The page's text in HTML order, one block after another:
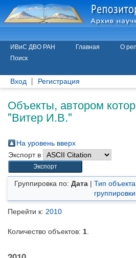
ИВиС ДВО РАН Главная О
Поиск
Вход Регистрация
Объекты, автором
"Витер И.В."
На уровень вверх
Экспорт в
Группировка по: Дата| Тип объекта
группировки
Перейти к: 2010
Количество объектов: 1